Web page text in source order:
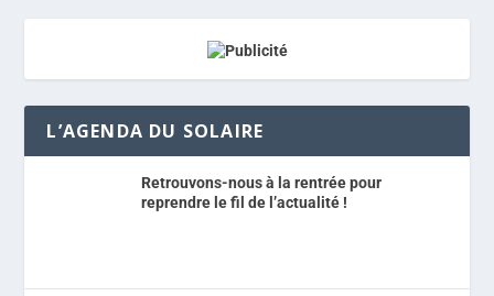
L’AGENDA DU SOLAIRE
Retrouvons-nous à la rentrée pour
reprendre le fil de l’actualité !